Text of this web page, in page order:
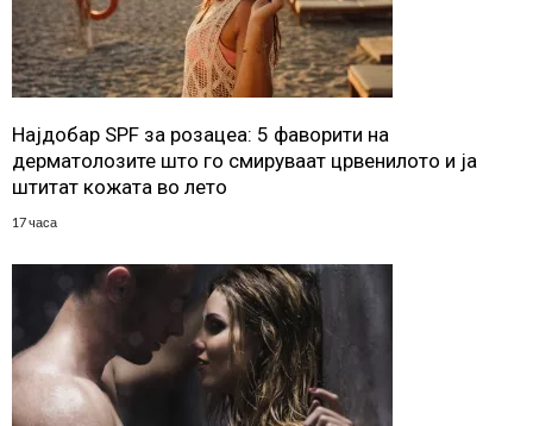
Најдобар SPF за розацеа: 5 фаворити на
дерматолозите што го смируваат црвенилото и ја
штитат кожата во лето
17 часа